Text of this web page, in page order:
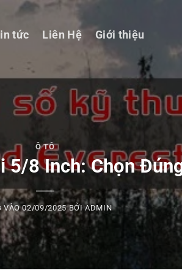
tức Liên Hệ Giới thiệu
Ô TÔ
5/8 Inch: Chọn
VÀO02/09/2025 BỞIADMIN